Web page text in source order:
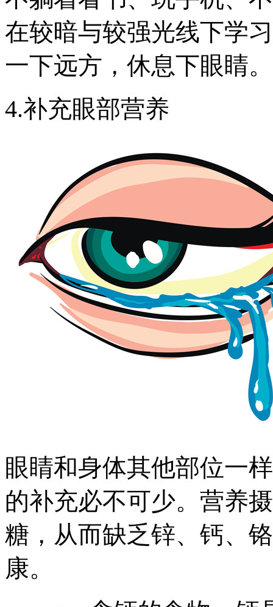
在较暗与较强光线下学
一下远方，休息下眼睛。
4.补充眼部营养
眼睛和身体其他部位一
的补充必不可少。营养
糖，从而缺乏锌、钙、
康。